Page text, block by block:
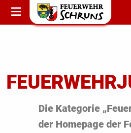
STARTSEITE
AKTUELLES
KONTAKT
Die Kategorie
der Homepage der